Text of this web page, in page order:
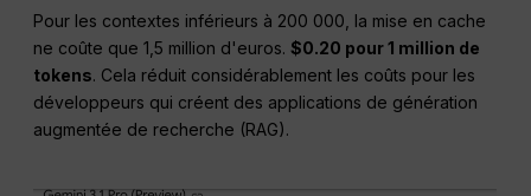
Pour les contextes inférieurs à 200 000, la mise en cache
ne coûte que 1,5 million d'euros.$0.20 pour 1 million de
tokens. Cela réduit considérablement les coûts pour les
développeurs qui créent des applications de génération
augmentée de recherche (RAG).